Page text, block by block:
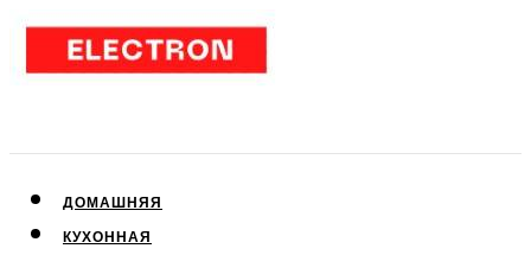
ДОМАШНЯЯ
КУХОННАЯ